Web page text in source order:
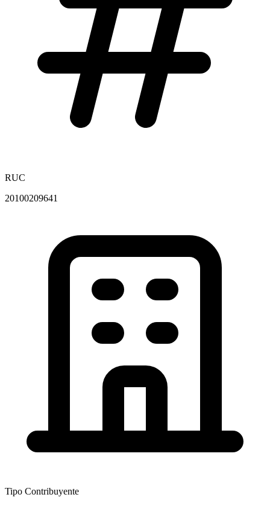
RUC
20100209641
Tipo Contribuyente